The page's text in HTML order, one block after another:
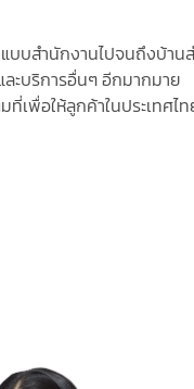
แบบสำนักงานไปจนถึงบ้า
ละบริการอื่นๆ อีกมากมาย
พื่อให้ลูกค้าในประเทศไ